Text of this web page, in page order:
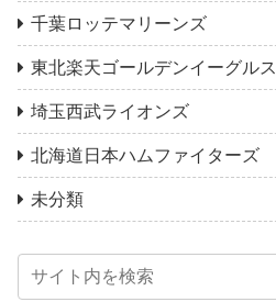
千葉ロッテマリーンズ
東北楽天ゴールデンイーグルス
埼玉西武ライオンズ
北海道日本ハムファイターズ
未分類